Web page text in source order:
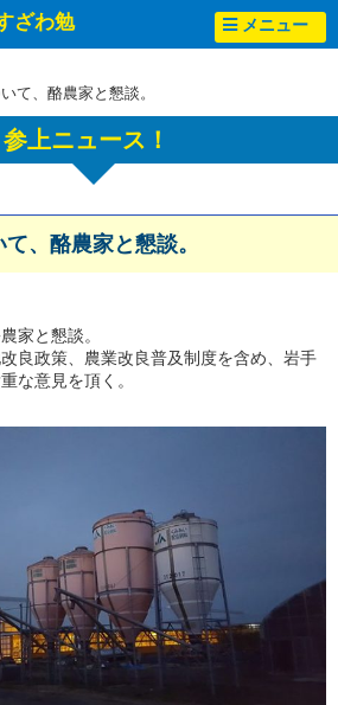
ざわ勉 メニュー
て、酪農家と懇談。
参上ニュース！
、酪農家と懇談。
家と懇談。
良政策、農業改良普及制度を含め、岩手
な意見を頂く。